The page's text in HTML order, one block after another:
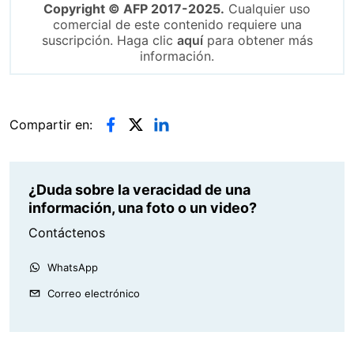
Copyright © AFP 2017-2025. Cualquier uso
comercial de este contenido requiere una
suscripción. Haga clic aquípara obtener más
información.
Compartir en:
¿Duda sobre la veracidad de una
información, una foto o un video?
Contáctenos
WhatsApp
Correo electrónico